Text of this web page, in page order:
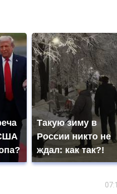
Такую зиму в
России никто не
ждал: как так?!